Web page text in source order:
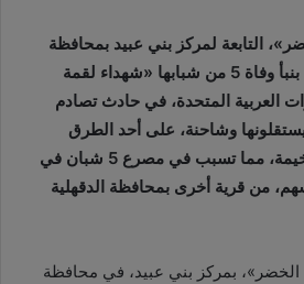
التابعة لمركز بني عبيد بمحافظة
الدقهلية، اليوم الأربعاء، بنبأ وفاة 5 من شبابها «شهداء لقمة
العربية المتحدة، في حادث تصادم
وشاحنة، على أحد الطرق
السريعة بإمارة رأس الخيمة، مما تسبب في مصرع 5 شبان في
من قرية أخرى بمحافظة الدقهلية
الخضر»، بمركز بني عبيد، في محافظة